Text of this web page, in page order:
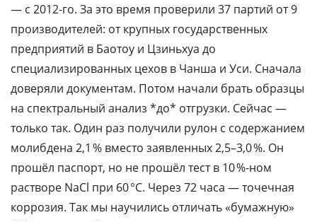
— с 2012-го. За это время проверили 37 партий от 9
производителей: от крупных государственных
предприятий в Баотоу и Цзиньхуа до
специализированных цехов в Чанша и Уси. Сначала
доверяли документам. Потом начали брать образцы
на спектральный анализ *до* отгрузки. Сейчас —
только так. Один раз получили рулон с содержанием
молибдена 2,1 % вместо заявленных 2,5–3,0 %. Он
прошёл паспорт, но не прошёл тест в 10 %-ном
растворе NaCl при 60 °C. Через 72 часа — точечная
коррозия. Так мы научились отличать «бумажную»